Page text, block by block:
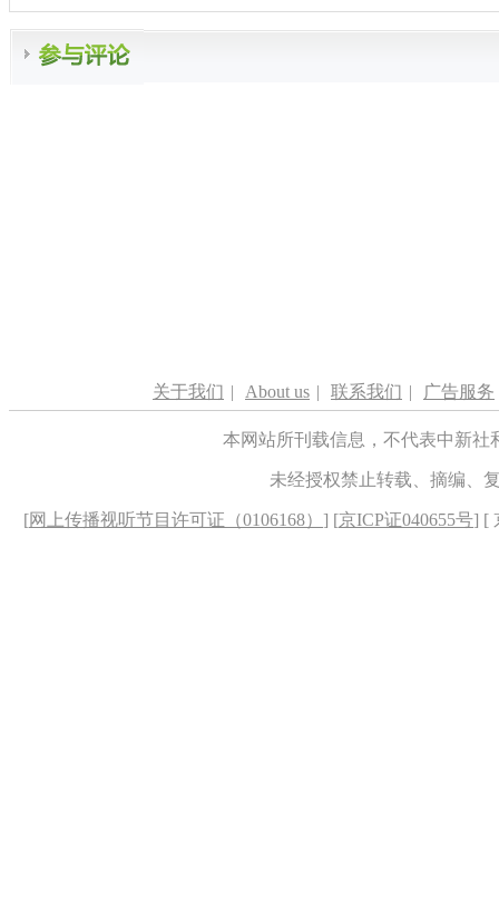
关于我们 | About us | 联系我们 | 广告服务
本网站所刊载信息，不代表中新
未经授权禁止转载、摘编、
[网上传播视听节目许可证（0106168） ] [京ICP证040655号] [